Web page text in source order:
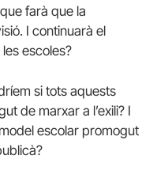
farà que la
I continuarà el
les escoles?
si tots aquests
de marxar a l’exili? I
escolar promogut